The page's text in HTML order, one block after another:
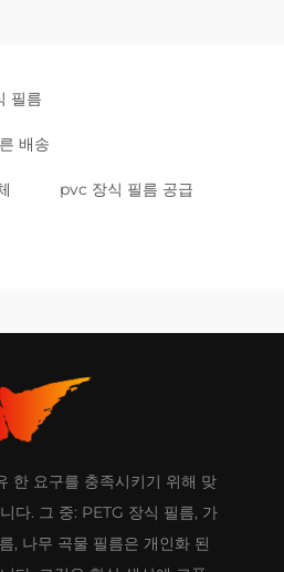
필름
배송
pvc 장식 필름 공급
한 요구를 충족시키기 위해 맞
다. 그 중: PETG 장식 필름, 가
, 나무 곡물 필름은 개인화 된